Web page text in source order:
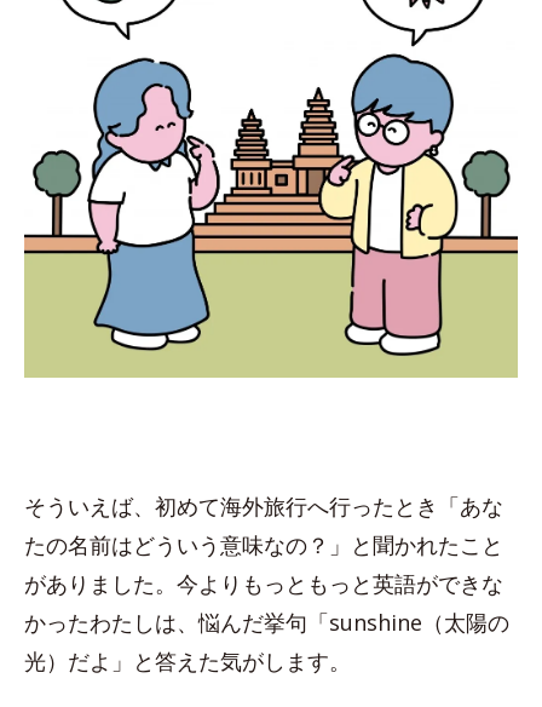
そういえば、初めて海外旅行へ行ったとき「あな
たの名前はどういう意味なの？」と聞かれたこと
がありました。今よりもっともっと英語ができな
かったわたしは、悩んだ挙句「sunshine（太陽の
光）だよ」と答えた気がします。